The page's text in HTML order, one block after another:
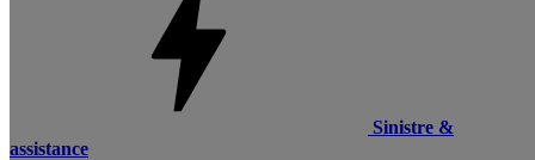
Sinistre &
assistance